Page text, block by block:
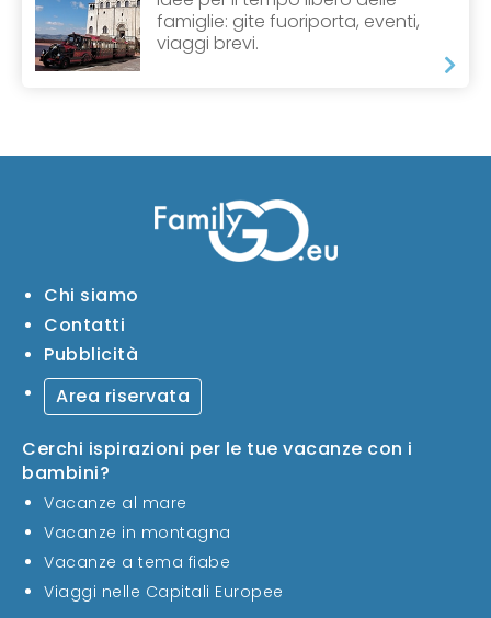
famiglie: gite fuoriporta, eventi,
viaggi brevi.
Chi siamo
Contatti
Pubblicità
Area riservata
Cerchi ispirazioni per le tue vacanze con i
bambini?
Vacanze al mare
Vacanze in montagna
Vacanze a tema fiabe
Viaggi nelle Capitali Europee